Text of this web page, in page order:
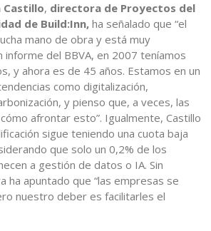
Castillo, directora de Proyectos del
de Build:Inn, ha señalado que “el
mano de obra y está muy
informe del BBVA, en 2007 teníamos
y ahora es de 45 años. Estamos en un
como digitalización,
y pienso que, a veces, las
afrontar esto”. Igualmente, Castillo
sigue teniendo una cuota baja
que solo un 0,2% de los
a gestión de datos o IA. Sin
ha apuntado que “las empresas se
nuestro deber es facilitarles el